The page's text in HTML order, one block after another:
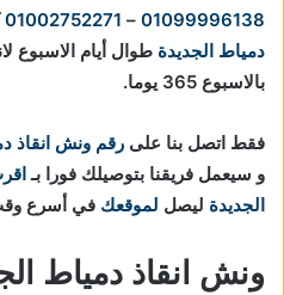
01099996138
–
01002752271
دمياط الجديدة
بالاسبوع 365 يوما.
فقط اتصل بنا على رقم ونش انقاذ
و سيعمل فريقنا بتوصيلك فورا بـ
الجديدة ليصل لموقعك في أسرع
ونش انقاذ دمياط